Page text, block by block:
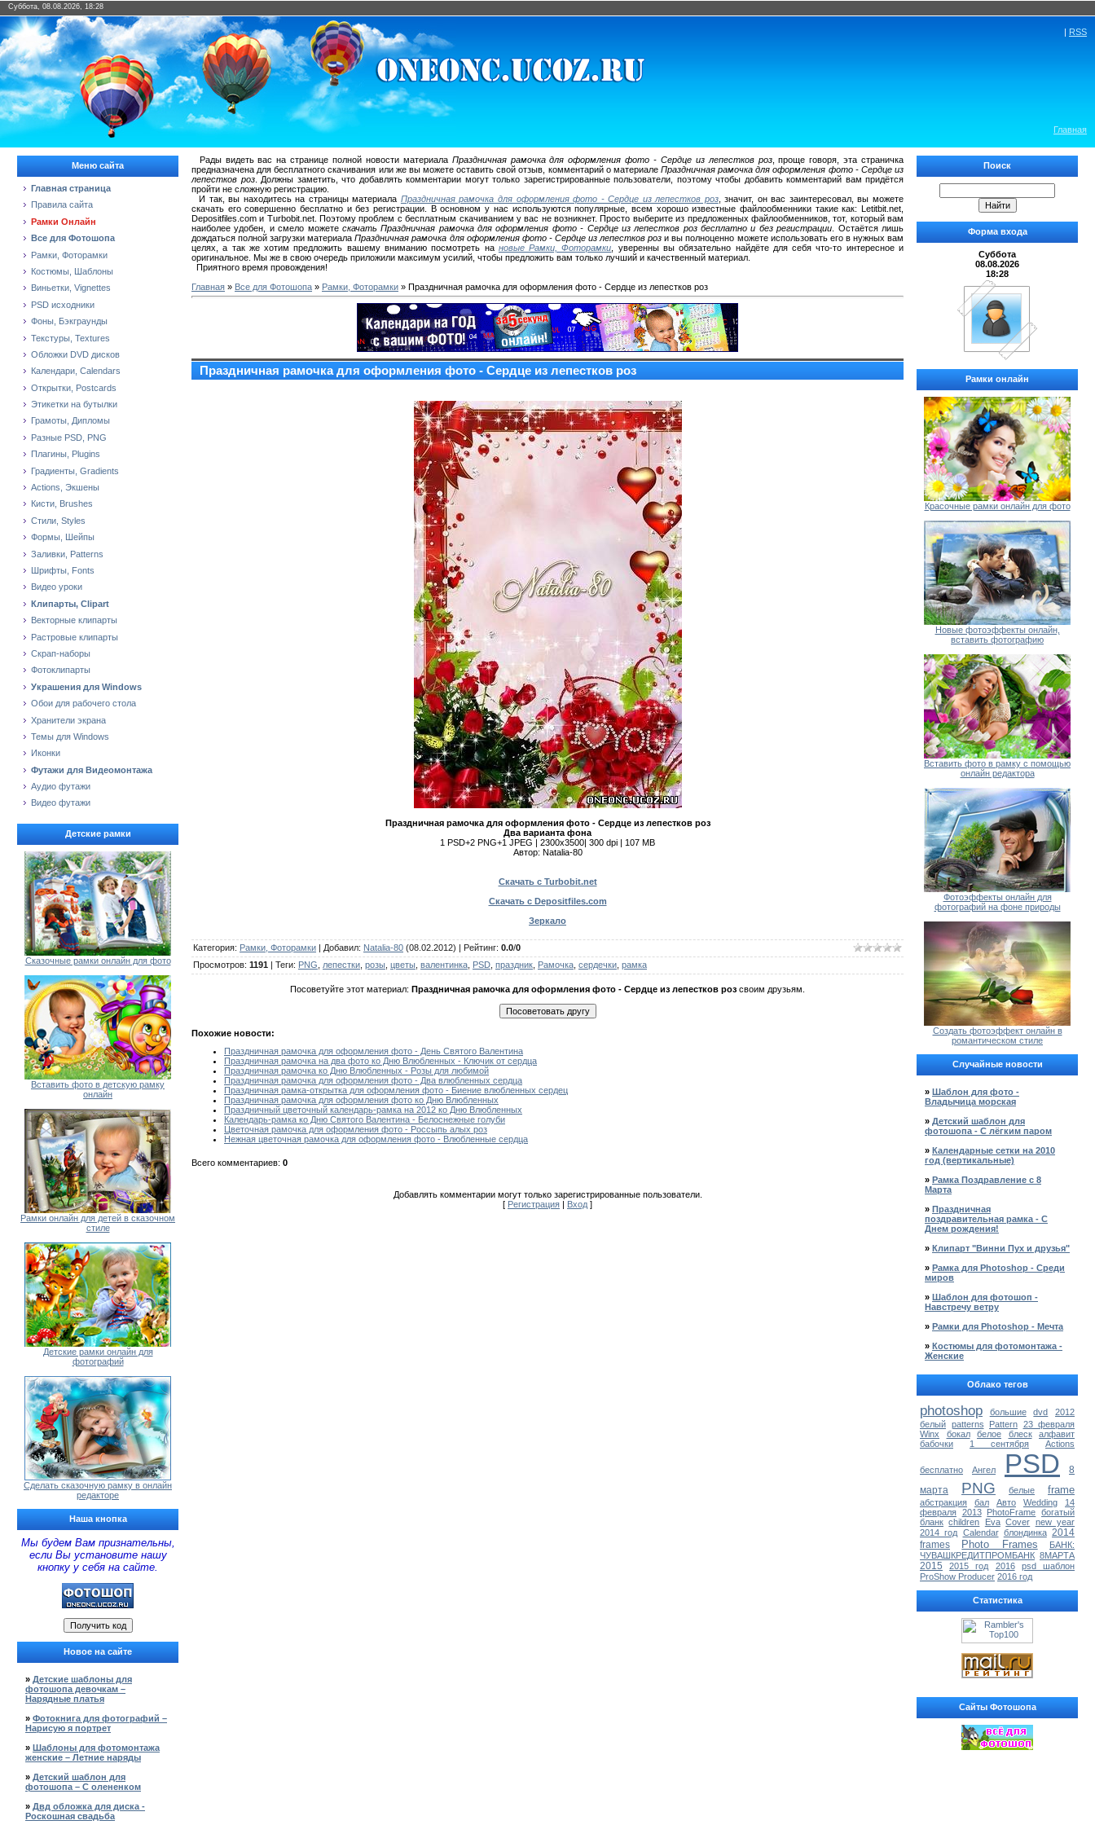
Суббота, 08.08.2026, 18:28
| RSS
Главная
Меню сайта
Главная страница
Правила сайта
Рамки Онлайн
Все для Фотошопа
Рамки, Фоторамки
Костюмы, Шаблоны
Виньетки, Vignettes
PSD исходники
Фоны, Бэкграунды
Текстуры, Textures
Обложки DVD дисков
Календари, Calendars
Открытки, Postcards
Этикетки на бутылки
Грамоты, Дипломы
Разные PSD, PNG
Плагины, Plugins
Градиенты, Gradients
Actions, Экшены
Кисти, Brushes
Стили, Styles
Формы, Шейпы
Заливки, Patterns
Шрифты, Fonts
Видео уроки
Клипарты, Clipart
Векторные клипарты
Растровые клипарты
Скрап-наборы
Фотоклипарты
Украшения для Windows
Обои для рабочего стола
Хранители экрана
Темы для Windows
Иконки
Футажи для Видеомонтажа
Аудио футажи
Видео футажи
Детские рамки
Сказочные рамки онлайн для фото
Вставить фото в детскую рамку
онлайн
Рамки онлайн для детей в сказочном
стиле
Детские рамки онлайн для
фотографий
Сделать сказочную рамку в онлайн
редакторе
Наша кнопка
Мы будем Вам признательны,
если Вы установите нашу
кнопку у себя на сайте.
Новое на сайте
» Детские шаблоны для
фотошопа девочкам –
Нарядные платья
» Фотокнига для фотографий –
Нарисую я портрет
» Шаблоны для фотомонтажа
женские – Летние наряды
» Детский шаблон для
фотошопа – С олененком
» Двд обложка для диска -
Роскошная свадьба
Рады видеть вас на странице полной новости материала Праздничная рамочка для оформления фото - Сердце из лепестков роз, проще говоря, эта страничка
предназначена для бесплатного скачивания или же вы можете оставить свой отзыв, комментарий о материале Праздничная рамочка для оформления фото - Сердце из
лепестков роз. Должны заметить, что добавлять комментарии могут только зарегистрированные пользователи, поэтому чтобы добавить комментарий вам придётся
пройти не сложную регистрацию.
И так, вы находитесь на страницы материала Праздничная рамочка для оформления фото - Сердце из лепестков роз, значит, он вас заинтересовал, вы можете
скачать его совершенно бесплатно и без регистрации. В основном у нас используются популярные, всем хорошо известные файлообменники такие как: Letitbit.net,
Depositfiles.com и Turbobit.net. Поэтому проблем с бесплатным скачиванием у вас не возникнет. Просто выберите из предложенных файлообменников, тот, который вам
наиболее удобен, и смело можете скачать Праздничная рамочка для оформления фото - Сердце из лепестков роз бесплатно и без регистрации . Остаётся лишь
дождаться полной загрузки материалаПраздничная рамочка для оформления фото - Сердце из лепестков роз и вы полноценно можете использовать его в нужных вам
целях, а так же хотим предложить вашему вниманию посмотреть на новые Рамки, Фоторамки , уверенны вы обязательно найдёте для себя что-то интересное и
оригинальное. Мы же в свою очередь приложили максимум усилий, чтобы предложить вам только лучший и качественный материал.
Приятного время провождения!
Главная » Все для Фотошопа » Рамки, Фоторамки » Праздничная рамочка для оформления фото - Сердце из лепестков роз
Праздничная рамочка для оформления фото - Сердце из лепестков роз
Праздничная рамочка для оформления фото - Сердце из лепестков роз
Два варианта фона
1 PSD+2 PNG+1 JPEG | 2300х3500| 300 dpi | 107 MB
Автор: Natalia-80
Скачать с Turbobit.net
Скачать с Depositfiles.com
Зеркало
Категория: Рамки, Фоторамки | Добавил: Natalia-80 (08.02.2012) | Рейтинг: 0.0/0
Просмотров: 1191 | Теги: PNG лепестки розы цветы валентинка PSD праздник Рамочка сердечки рамка
Посоветуйте этот материал: Праздничная рамочка для оформления фото - Сердце из лепестков роз своим друзьям.
Похожие новости:
Праздничная рамочка для оформления фото - День Святого Валентина
Праздничная рамочка на два фото ко Дню Влюбленных - Ключик от сердца
Праздничная рамочка ко Дню Влюбленных - Розы для любимой
Праздничная рамочка для оформления фото - Два влюбленных сердца
Праздничная рамка-открытка для оформления фото - Биение влюбленных сердец
Праздничная рамочка для оформления фото ко Дню Влюбленных
Праздничный цветочный календарь-рамка на 2012 ко Дню Влюбленных
Календарь-рамка ко Дню Святого Валентина - Белоснежные голуби
Цветочная рамочка для оформления фото - Россыпь алых роз
Нежная цветочная рамочка для оформления фото - Влюбленные сердца
Всего комментариев: 0
Добавлять комментарии могут только зарегистрированные пользователи.
[ Регистрация | Вход ]
Поиск
Форма входа
Суббота
08.08.2026
18:28
Рамки онлайн
Красочные рамки онлайн для фото
Новые фотоэффекты онлайн,
вставить фотографию
Вставить фото в рамку с помощью
онлайн редактора
Фотоэффекты онлайн для
фотографий на фоне природы
Создать фотоэффект онлайн в
романтическом стиле
Случайные новости
» Шаблон для фото -
Владычица морская
» Детский шаблон для
фотошопа - С лёгким паром
» Календарные сетки на 2010
год (вертикальные)
» Рамка Поздравление с 8
Марта
» Праздничная
поздравительная рамка - С
Днем рождения!
» Клипарт "Винни Пух и друзья"
» Рамка для Photoshop - Среди
миров
» Шаблон для фотошоп -
Навстречу ветру
» Рамки для Photoshop - Мечта
» Костюмы для фотомонтажа -
Женские
Облако тегов
photoshop большие dvd
2012
белый patterns Pattern 23 февраля
Winx
бокал белое блеск
алфавит
бабочки
1 сентября Actions
бесплатно Ангел PSD
8
марта
PNG белые frame
абстракция бал Авто Wedding
14
февраля 2013 PhotoFrame богатый
бланк children Eva Cover new year
2014 год Calendar блондинка 2014
frames
Photo Frames
БАНК:
ЧУВАШКРЕДИТПРОМБАНК 8МАРТА
2015 2015 год 2016
psd шаблон
ProShow Producer 2016 год
Статистика
Сайты Фотошопа